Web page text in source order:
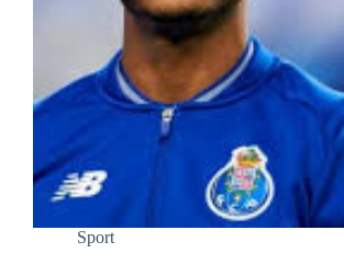
Sport